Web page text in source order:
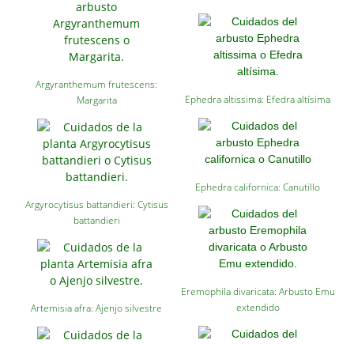
Argyranthemum frutescens:
Margarita
Argyrocytisus battandieri: Cytisus
battandieri
Artemisia afra: Ajenjo silvestre
Ephedra altissima: Efedra altísima
Ephedra californica: Canutillo
Eremophila divaricata: Arbusto Emu
extendido